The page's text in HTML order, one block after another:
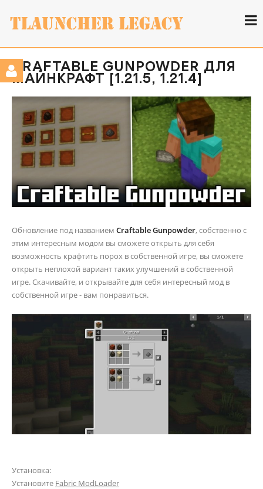
CRAFTABLE GUNPOWDER ДЛЯ
МАЙНКРАФТ [1.21.5, 1.21.4]
Обновление под названием Craftable Gunpowder, собственно с
этим интересным модом вы сможете открыть для себя
возможность крафтить порох в собственной игре, вы сможете
открыть неплохой вариант таких улучшений в собственной
игре. Скачивайте, и открывайте для себя интересный мод в
собственной игре - вам понравиться.
Установка:
Установите Fabric ModLoader